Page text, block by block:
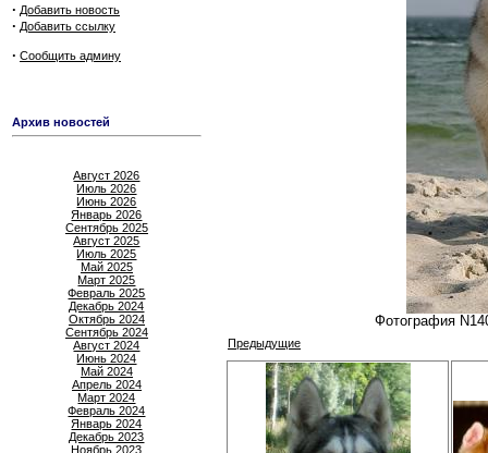
· Добавить новость
· Добавить ссылку
· Сообщить админу
Архив новостей
Август 2026
Июль 2026
Июнь 2026
Январь 2026
Сентябрь 2025
Август 2025
Июль 2025
Май 2025
Март 2025
Февраль 2025
Декабрь 2024
Октябрь 2024
Сентябрь 2024
Август 2024
Июнь 2024
Май 2024
Апрель 2024
Март 2024
Февраль 2024
Январь 2024
Декабрь 2023
Ноябрь 2023
Фотография
Предыдущие